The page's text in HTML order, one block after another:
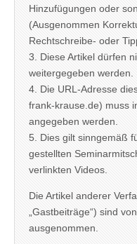
Hinzufügungen oder
(Ausgenommen
Rechtschreibe- oder
3. Diese Artikel dürfen
weitergegeben werden.
4. Die URL-Adresse
frank-krause.de) muss
angegeben werden.
5. Dies gilt sinngemäß
gestellten
verlinkten Videos.
Die Artikel anderer
„Gastbeiträge“) sind
ausgenommen.